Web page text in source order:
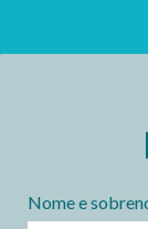
Nome e